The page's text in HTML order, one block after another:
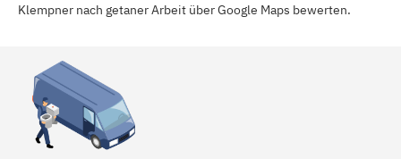
Klempner nach getaner Arbeit über Google Maps bewerten.